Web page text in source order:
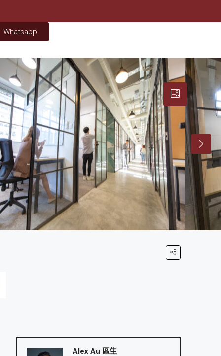
Whatsapp
Alex Au 區生